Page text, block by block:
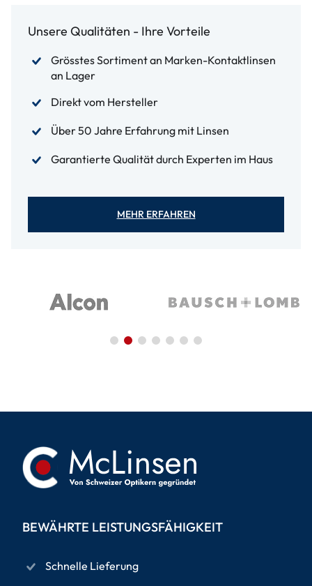
Unsere Qualitäten - Ihre Vorteile
Grösstes Sortiment an Marken-Kontaktlinsen
an Lager
Direkt vom Hersteller
Über 50 Jahre Erfahrung mit Linsen
Garantierte Qualität durch Experten im Haus
MEHR ERFAHREN
BEWÄHRTE LEISTUNGSFÄHIGKEIT
Schnelle Lieferung